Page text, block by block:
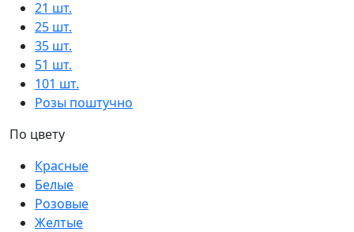
21 шт.
25 шт.
35 шт.
51 шт.
101 шт.
Розы поштучно
По цвету
Красные
Белые
Розовые
Желтые